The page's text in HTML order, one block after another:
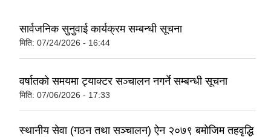
सार्वजनिक सुनुवाई कार्यक्रम सम्बन्धी सूचना
मिति: 07/24/2026 - 16:44
वर्षातको समयमा ट्याक्टर सञ्चालन नगर्ने सम्बन्धी सूचना
मिति: 07/06/2026 - 17:33
स्थानीय सेवा (गठन तथा सञ्चालन) ऐन २०७९ बमोजिम तहवृद्धि